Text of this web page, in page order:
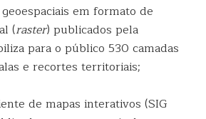
em formato de
(raster) publicados pela
para o público 530 camadas
e recortes territoriais;
de mapas interativos (SIG